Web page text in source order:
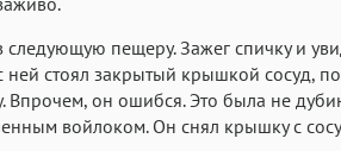
пещеру. Зажег спичку и
ней стоял закрытый крышкой сосуд,
Впрочем, он ошибся. Это была не
войлоком. Он снял крышку с